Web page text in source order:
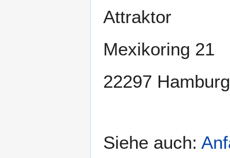
Attraktor
Mexikoring 21
22297 Hamburg
Siehe auch: